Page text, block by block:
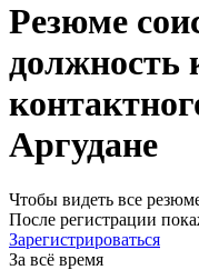
Резюме
должность
Аргудане
Чтобы видеть все
После регистрации
Зарегистрироваться
За всё время